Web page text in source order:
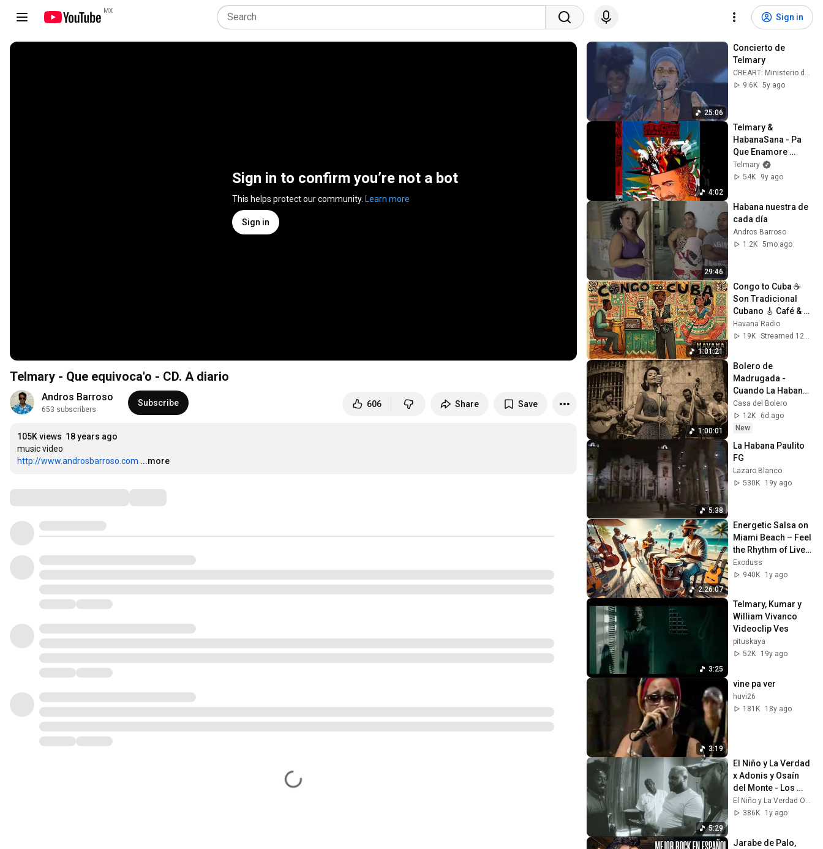
MX
Sign in
Sign in to confirm you’re not a bot
This helps protect our community. Learn more
Sign in
Telmary - Que equivoca'o - CD. A diario
Andros Barroso
653 subscribers
Subscribe 606 Share Save
105K views 18 years ago
http://www.androsbarroso.com ...more
25:06
Concierto de
Telmary
CREART: Ministerio de Cultura de Cuba
9.6K 5y ago
4:02
Telmary &
HabanaSana - Pa
Que Enamore
(Azucenas
Girasoles) (Audio)
Telmary
54K
9y ago
29:46
Habana nuestra de
cada día
Andros Barroso
1.2K 5mo ago
1:01:21
Congo to Cuba ☕
Son Tradicional
Cubano 🎸 Café &
Ritmo de La Habana
Havana Radio
19K
1:00:01
Bolero de
Madrugada -
Cuando La Habana
Suspira
Casa del Bolero
12K
6d ago
New
5:38
La Habana Paulito
FG
Lazaro Blanco
530K
19y ago
2:26:07
Energetic Salsa on
Miami Beach – Feel
the Rhythm of Live
Latin Music! |
Exoduss
Exoduss
940K
1y ago
3:25
Telmary, Kumar y
William Vivanco
Videoclip Ves
pituskaya
52K
19y ago
3:19
vine pa ver
huvi26
181K
18y ago
5:29
El Niño y La Verdad
x Adonis y Osaín
del Monte - Los
Mayores [Official
Video]
El Niño y La Verdad Oficial
386K
1y ago
Jarabe de Palo,